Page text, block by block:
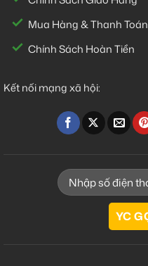
Mua Hàng & Thanh Toán
Chính Sách Hoàn Tiền
Kết nối mạng xã hội: